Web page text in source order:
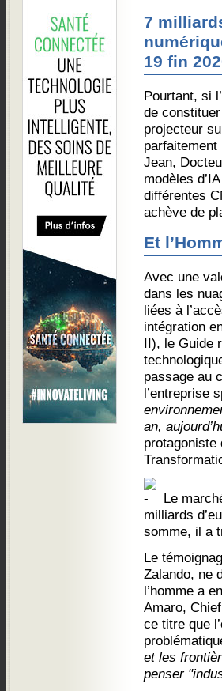
7
19 fin
Pourtant, si
de
projecteur
Jean,
modèles
différentes
achève de
Et
Avec une
dans les
liées à
intégration
II), le Guide
passage au
l’entreprise
an,
protagoniste
Le
milliards
somme, il a
Le
Zalando, ne
l’homme a
Amaro,
ce titre que
et les
penser